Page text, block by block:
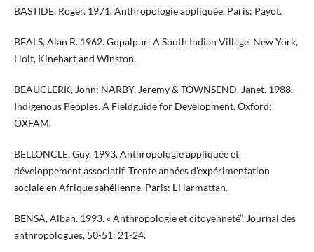
BASTIDE, Roger. 1971. Anthropologie appliquée. Paris: Payot.
​​​BEALS, Alan R. 1962. Gopalpur: A South Indian Village. New York,
Holt, Kinehart and Winston.
BEAUCLERK, John; NARBY, Jeremy & TOWNSEND, Janet. 1988.
Indigenous Peoples. A Fieldguide for Development. Oxford:
OXFAM.
BELLONCLE, Guy. 1993. Anthropologie appliquée et
développement associatif. Trente années d'expérimentation
sociale en Afrique sahélienne. Paris: L'Harmattan.
BENSA, Alban. 1993. « Anthropologie et citoyenneté”. Journal des
anthropologues, 50-51: 21-24.